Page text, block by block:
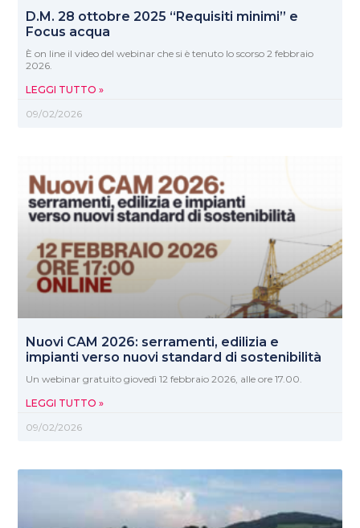
D.M. 28 ottobre 2025 “Requisiti minimi” e
Focus acqua
È on line il video del webinar che si è tenuto lo scorso 2 febbraio
2026.
LEGGI TUTTO »
09/02/2026
Nuovi CAM 2026: serramenti, edilizia e
impianti verso nuovi standard di sostenibilità
Un webinar gratuito giovedì 12 febbraio 2026, alle ore 17.00.
LEGGI TUTTO »
09/02/2026